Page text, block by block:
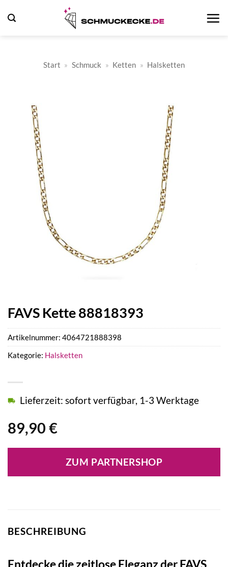
Inhalt
Start » Schmuck » Ketten » Halsketten
FAVS Kette 88818393
89,90 €
Lieferzeit: sofort verfügbar, 1-3 Werktage
ZUM PARTNERSHOP
Artikelnummer: 4064721888398
Kategorie: Halsketten
BESCHREIBUNG
Entdecke die zeitlose Eleganz der FAVS